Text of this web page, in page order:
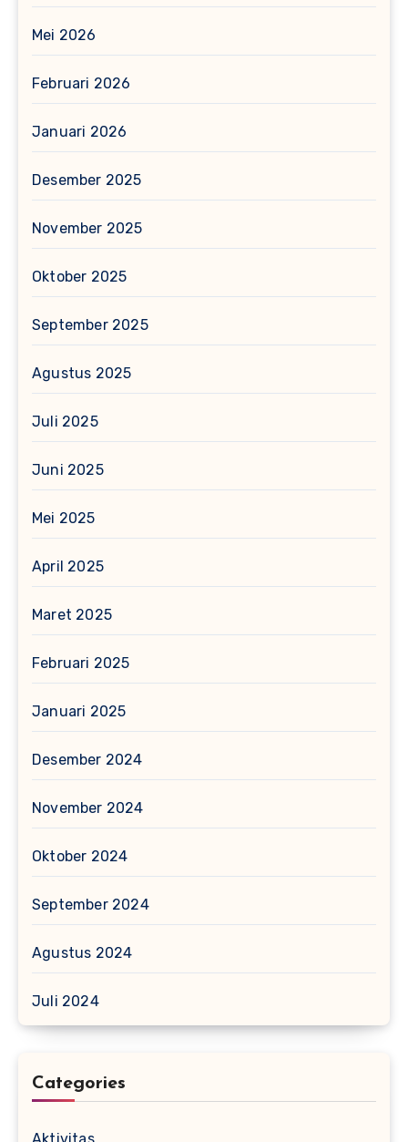
Mei 2026
Februari 2026
Januari 2026
Desember 2025
November 2025
Oktober 2025
September 2025
Agustus 2025
Juli 2025
Juni 2025
Mei 2025
April 2025
Maret 2025
Februari 2025
Januari 2025
Desember 2024
November 2024
Oktober 2024
September 2024
Agustus 2024
Juli 2024
Categories